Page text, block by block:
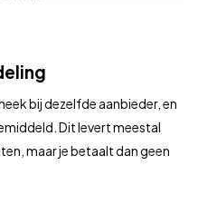
bij dezelfde aanbieder, en
Dit levert meestal
maar je betaalt dan geen